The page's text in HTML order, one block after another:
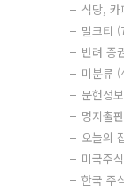
식당, 카
밀크티
반려 증
미분류
문헌정
명지출
오늘의
미국주
한국 주